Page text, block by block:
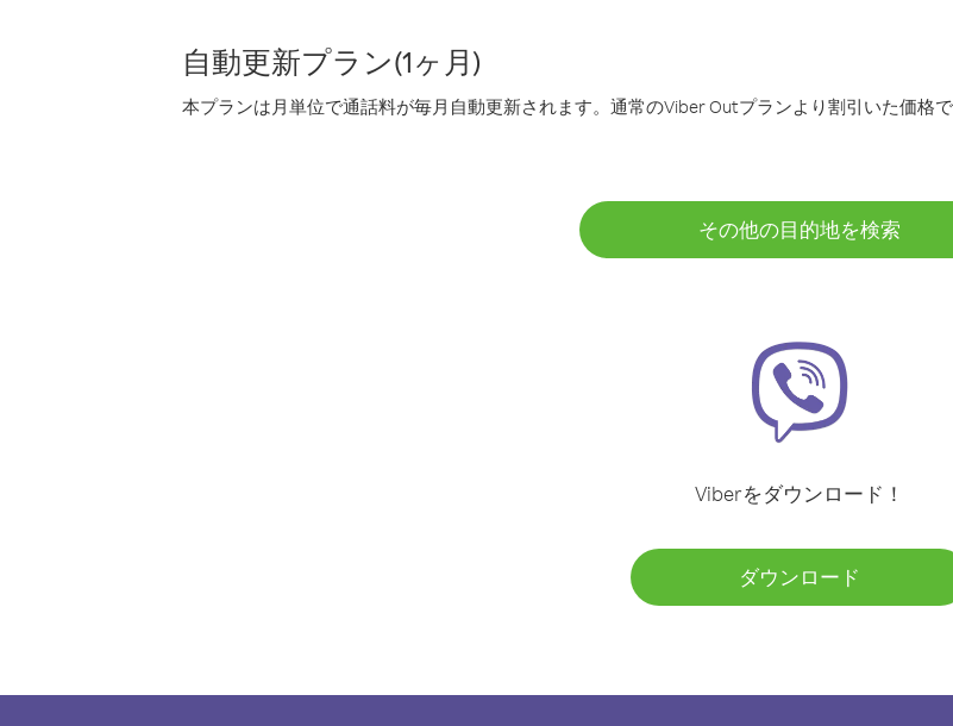
自動更新プラン(1ヶ月)
本プランは月単位で通話料が毎月自動更新されます。通常のViber Outプランより割引いた価格で
その他の目的地を検索
Viberをダウンロード！
ダウンロード